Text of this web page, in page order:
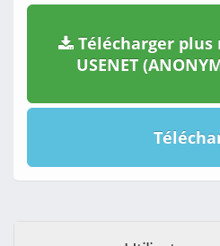
Télécharger
USENET